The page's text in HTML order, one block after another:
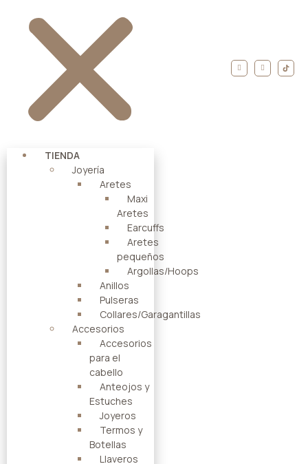
TIENDA
Joyería
Aretes
Maxi
Aretes
Earcuffs
Aretes
pequeños
Argollas/Hoops
Anillos
Pulseras
Collares/Garagantillas
Accesorios
Accesorios
para el
cabello
Anteojos y
Estuches
Joyeros
Termos y
Botellas
Llaveros